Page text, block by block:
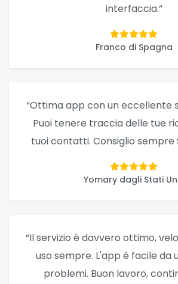
interfaccia.”
Franco di Spagna
“Ottima app con un eccellente
Puoi tenere traccia delle tue
tuoi contatti. Consiglio sempre
Yomary dagli Stati
“Il servizio è davvero ottimo,
uso sempre. L'app è facile da
problemi. Buon lavoro,